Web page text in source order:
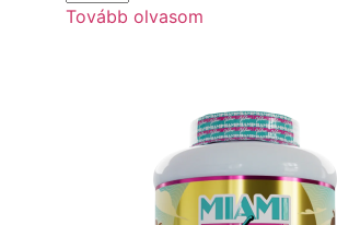
Tovább olvasom